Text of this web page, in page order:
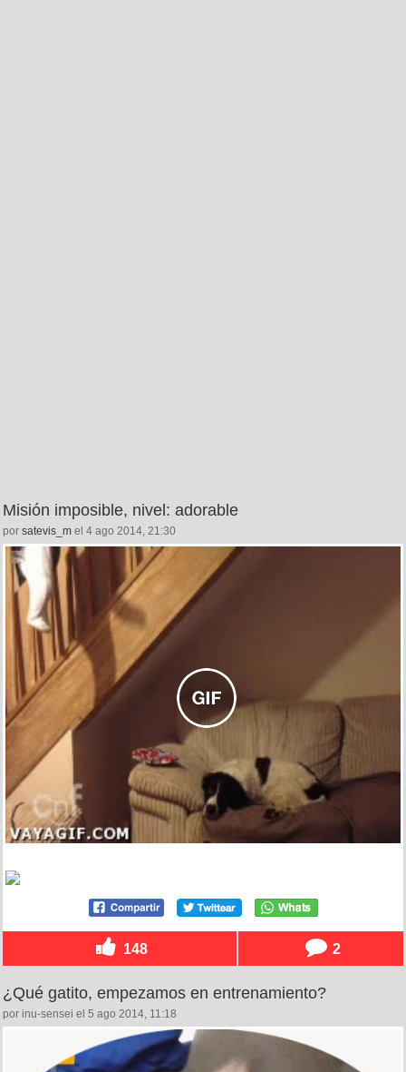
Misión imposible, nivel: adorable
por satevis_m el 4 ago 2014, 21:30
148 2
¿Qué gatito, empezamos en entrenamiento?
por inu-sensei el 5 ago 2014, 11:18